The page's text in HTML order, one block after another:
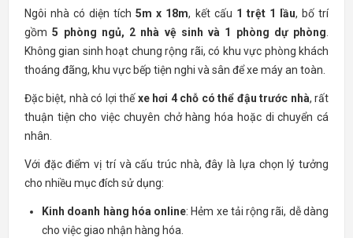
Ngôi nhà có diện tích5m x 18m, kết cấu 1 trệt 1 lầu, bố trí
gồm5 phòng ngủ, 2 nhà vệ sinh và 1 phòng dự phòng
Không gian sinh hoạt chung rộng rãi, có khu vực phòng khách
thoáng đãng, khu vực bếp tiện nghi và sân để xe máy an toàn.
Đặc biệt, nhà có lợi thếxe hơi 4 chỗ có thể đậu trước nhà, rất
thuận tiện cho việc chuyên chở hàng hóa hoặc di chuyển cá
nhân.
Với đặc điểm vị trí và cấu trúc nhà, đây là lựa chọn lý tưởng
cho nhiều mục đích sử dụng:
Kinh doanh hàng hóa online: Hẻm xe tải rộng rãi, dễ dàng
cho việc giao nhận hàng hóa.